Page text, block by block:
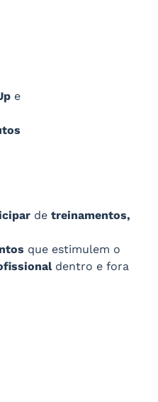
e
de treinamentos,
que estimulem o
dentro e fora